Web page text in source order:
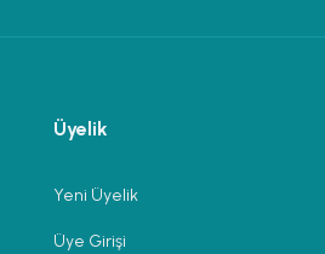
Üyelik
Yeni Üyelik
Üye Girişi